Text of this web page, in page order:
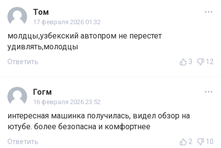
Том
17 февраля 2026 01:32
молдцы,узбекский автопром не перестет
удивлять,молодцы
Ответить 3 12
Гогм
16 февраля 2026 23:52
интересная машинка получилась, видел обзор на
ютубе. более безопасна и комфортнее
Ответить 2 10